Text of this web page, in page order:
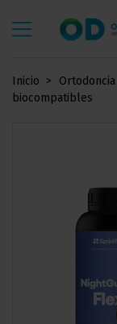
Inicio Ortodoncia
biocompatibles